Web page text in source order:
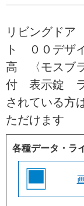
リビングド
ト ００デザ
高 〈モスブ
付 表示錠 ラ
されている方
ただけます
各種データ・ラ